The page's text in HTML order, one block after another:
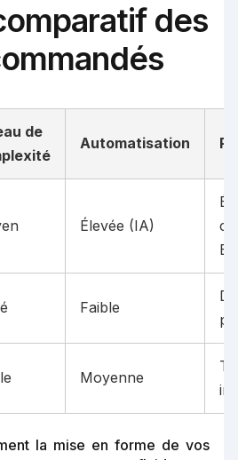
des
de
Automatisation
Élevée (IA)
Faible
Moyenne
la mise en forme de vos